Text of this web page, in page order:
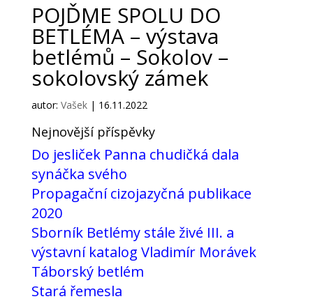
POJĎME SPOLU DO
BETLÉMA – výstava
betlémů – Sokolov –
sokolovský zámek
autor: Vašek| 16.11.2022
Nejnovější příspěvky
Do jesliček Panna chudičká dala
synáčka svého
Propagační cizojazyčná publikace
2020
Sborník Betlémy stále živé III. a
výstavní katalog Vladimír Morávek
Táborský betlém
Stará řemesla